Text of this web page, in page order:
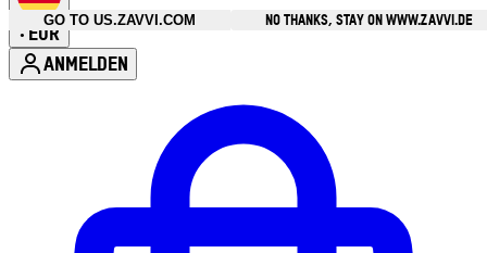
GO TO US.ZAVVI.COM
NO THANKS, STAY ON WWW.ZAVVI.DE
• EUR
ANMELDEN